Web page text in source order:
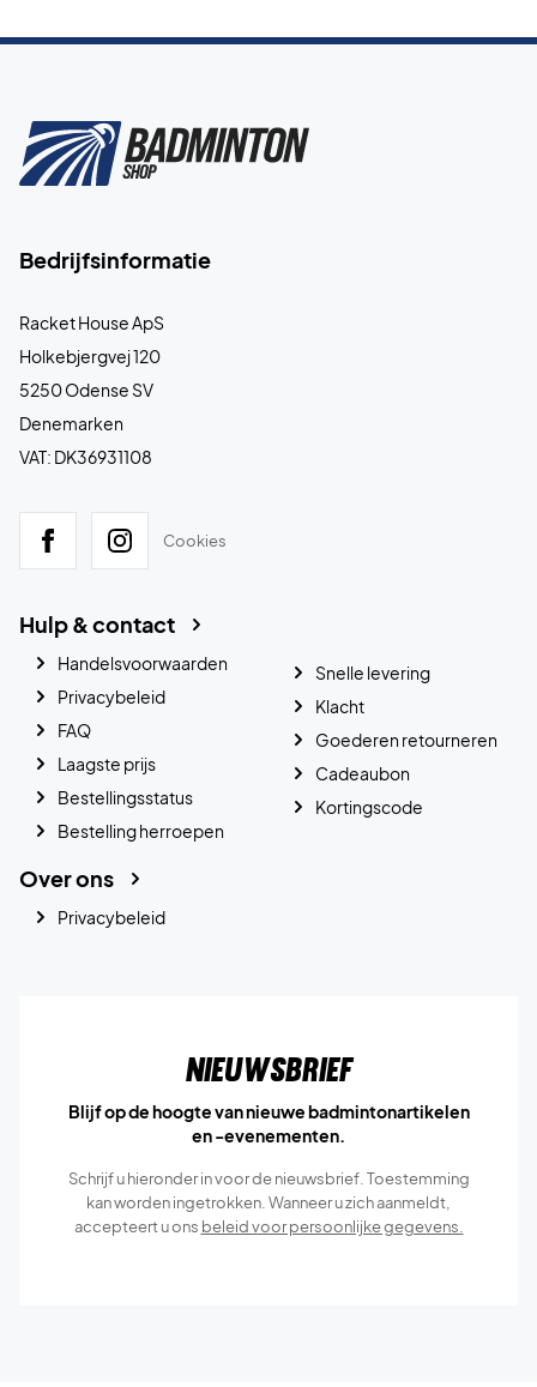
Bedrijfsinformatie
Racket House ApS
Holkebjergvej 120
5250 Odense SV
Denemarken
VAT: DK36931108
Cookies
Hulp & contact
Handelsvoorwaarden
Privacybeleid
FAQ
Laagste prijs
Bestellingsstatus
Bestelling herroepen
Snelle levering
Klacht
Goederen retourneren
Cadeaubon
Kortingscode
Over ons
Privacybeleid
Nieuwsbrief
Blijf op de hoogte van nieuwe badmintonartikelen
en -evenementen.
Schrijf u hieronder in voor de nieuwsbrief. Toestemming
kan worden ingetrokken. Wanneer u zich aanmeldt,
accepteert u ons beleid voor persoonlijke gegevens.